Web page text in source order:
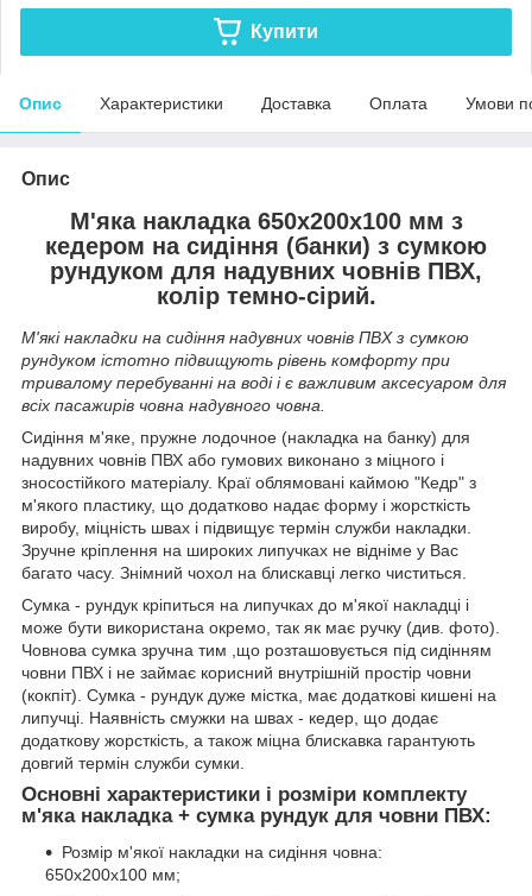
Купити
Опис Характеристики Доставка Оплата Умови
Опис
М'яка накладка 650х200х100 мм з
кедером на сидіння (банки) з сумкою
рундуком для надувних човнів ПВХ,
колір темно-сірий.
М'які накладки на сидіння надувних човнів ПВХ з сумкою
рундуком істотно підвищують рівень комфорту при
тривалому перебуванні на воді і є важливим аксесуаром для
всіх пасажирів човна надувного човна.
Сидіння м'яке, пружне лодочное (накладка на банку) для
надувних човнів ПВХ або гумових виконано з міцного і
зносостійкого матеріалу. Краї облямовані каймою "Кедр" з
м'якого пластику, що додатково надає форму і жорсткість
виробу, міцність швах і підвищує термін служби накладки.
Зручне кріплення на широких липучках не відніме у Вас
багато часу. Знімний чохол на блискавці легко чиститься.
Сумка - рундук кріпиться на липучках до м'якої накладці і
може бути використана окремо, так як має ручку (див. фото).
Човнова сумка зручна тим ,що розташовується під сидінням
човни ПВХ і не займає корисний внутрішній простір човни
(кокпіт). Сумка - рундук дуже містка, має додаткові кишені на
липучці. Наявність смужки на швах - кедер, що додає
додаткову жорсткість, а також міцна блискавка гарантують
довгий термін служби сумки.
Основні характеристики і розміри комплекту
м'яка накладка + сумка рундук для човни ПВХ:
Розмір м'якої накладки на сидіння човна:
650х200х100 мм;